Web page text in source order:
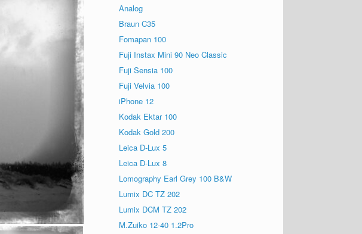
Analog
Braun C35
Fomapan 100
Fuji Instax Mini 90 Neo Classic
Fuji Sensia 100
Fuji Velvia 100
iPhone 12
Kodak Ektar 100
Kodak Gold 200
Leica D-Lux 5
Leica D-Lux 8
Lomography Earl Grey 100 B&W
Lumix DC TZ 202
Lumix DCM TZ 202
M.Zuiko 12-40 1.2Pro